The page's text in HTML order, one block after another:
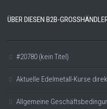
ÜBER DIESEN B2B-
#20780 (kein Titel)
Aktuelle Edelmetall-Kurse
Allgemeine